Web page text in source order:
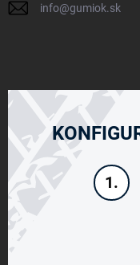
info@gumiok.sk
1.